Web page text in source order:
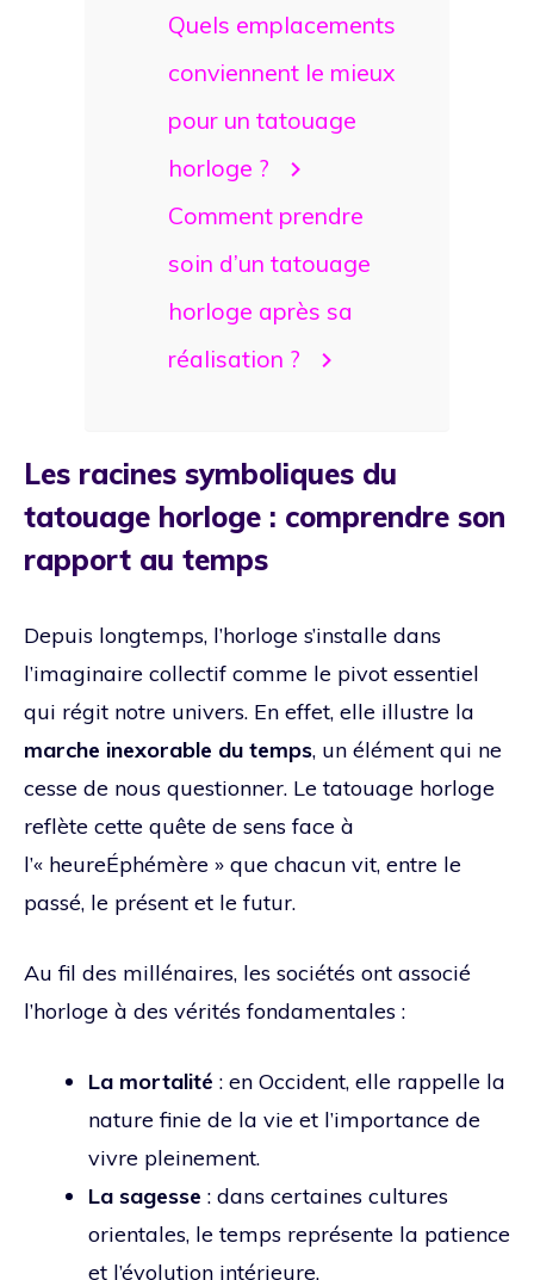
Quels emplacements
conviennent le mieux
pour un tatouage
horloge ?
Comment prendre
soin d’un tatouage
horloge après sa
réalisation ?
Les racines symboliques du
tatouage horloge : comprendre son
rapport au temps
Depuis longtemps, l’horloge s’installe dans
l’imaginaire collectif comme le pivot essentiel
qui régit notre univers. En effet, elle illustre la
marche inexorable du temps, un élément qui ne
cesse de nous questionner. Le tatouage horloge
reflète cette quête de sens face à
l’« heureÉphémère » que chacun vit, entre le
passé, le présent et le futur.
Au fil des millénaires, les sociétés ont associé
l’horloge à des vérités fondamentales :
La mortalité : en Occident, elle rappelle la
nature finie de la vie et l’importance de
vivre pleinement.
La sagesse : dans certaines cultures
orientales, le temps représente la patience
et l’évolution intérieure.